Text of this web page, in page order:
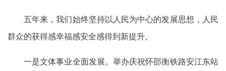
五年来，我们始终坚持以人民为中心的发展思想，人民
群众的获得感幸福感安全感得到新提升。
一是文体事业全面发展。举办庆祝怀邵衡铁路安江东站